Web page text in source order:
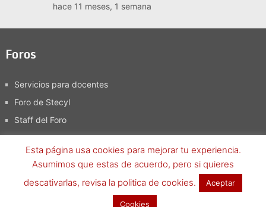
hace 11 meses, 1 semana
Foros
Servicios para docentes
Foro de Stecyl
Staff del Foro
Foro SteCyL-iCopyright © 2026.
-Política de Privacidad, aviso legal y
Esta página usa cookies para mejorar tu experiencia.
Asumimos que estas de acuerdo, pero si quieres
descativarlas, revisa la politica de cookies.
Aceptar
Cookies